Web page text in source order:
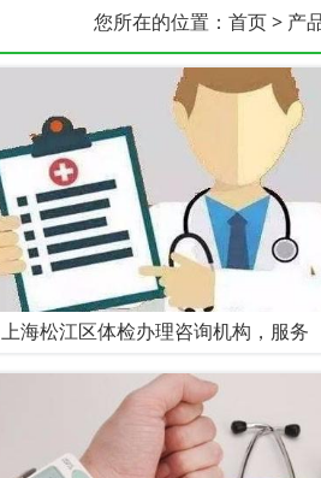
您所在的位置： 首页> 产
上海松江区体检办理咨询机构，服务